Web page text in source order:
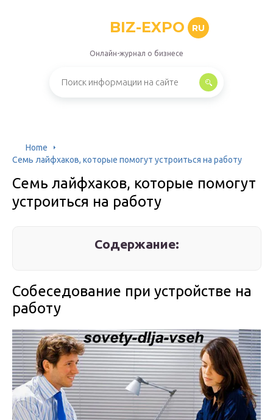
BIZ-EXPO RU
Онлайн-журнал о бизнесе
Home
Семь лайфхаков, которые помогут устроиться на работу
Семь лайфхаков, которые помогут
устроиться на работу
Содержание:
Собеседование при устройстве на
работу